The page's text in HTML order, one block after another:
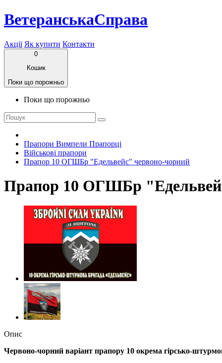
ВетеранськаСправа
Акції Як купити Контакти
0
Кошик
Поки що порожньо
Поки що порожньо
Прапори Вимпели Прапорці
Військові прапори
Прапор 10 ОГШБр "Едельвейс" червоно-чорний
Прапор 10 ОГШБр
Опис
Червоно-чорний варіант прапору 10 окрема гірсько-